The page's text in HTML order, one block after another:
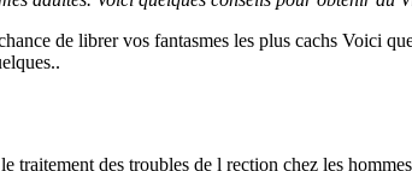
de librer vos fantasmes les plus cachs Voici
traitement des troubles de l rection chez les